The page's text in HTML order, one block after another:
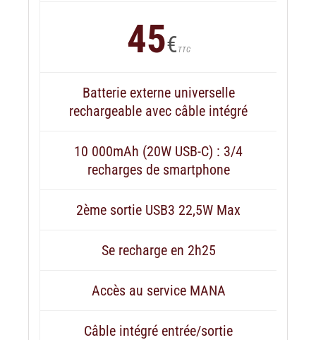
45€ TTC
Batterie externe universelle
rechargeable avec câble intégré
10 000mAh (20W USB-C) : 3/4
recharges de smartphone
2ème sortie USB3 22,5W Max
Se recharge en 2h25
Accès au service MANA
Câble intégré entrée/sortie